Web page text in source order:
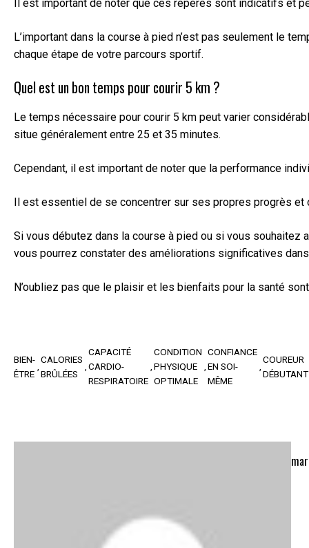
Il est important de noter que ces repères sont indicatifs et
L’important dans la course à pied n’est pas seulement le
chaque étape de votre parcours sportif.
Quel est un bon temps pour courir 5 km ?
Le temps nécessaire pour courir 5 km peut varier
situe généralement entre 25 et 35 minutes.
Cependant, il est important de noter que la performance
Il est essentiel de se concentrer sur ses propres progrès et
Si vous débutez dans la course à pied ou si vous souhaitez
vous pourrez constater des améliorations significatives
N’oubliez pas que le plaisir et les bienfaits pour la santé
BIEN-
ÊTRE
CALORIES
BRÛLÉES
CAPACITÉ
CARDIO-
RESPIRATOIRE
CONDITION
PHYSIQUE
OPTIMALE
CONFIANCE
EN SOI-
MÊME
COUREUR
DÉBUTANT